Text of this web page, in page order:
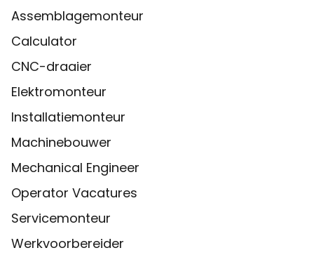
Assemblagemonteur
Calculator
CNC-draaier
Elektromonteur
Installatiemonteur
Machinebouwer
Mechanical Engineer
Operator Vacatures
Servicemonteur
Werkvoorbereider